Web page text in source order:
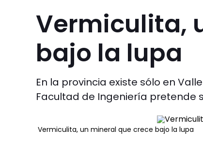
Vermiculita,
bajo la lupa
En la provincia existe sólo en
Facultad de Ingeniería pretende
Vermiculita, un mineral que crece bajo la lupa